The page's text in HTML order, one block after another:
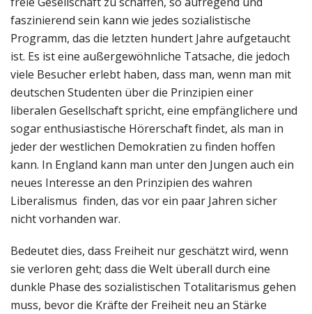
faszinierend sein kann wie jedes sozialistische
Programm, das die letzten hundert Jahre aufgetaucht
ist. Es ist eine außergewöhnliche Tatsache, die jedoch
viele Besucher erlebt haben, dass man, wenn man mit
deutschen Studenten über die Prinzipien einer
liberalen Gesellschaft spricht, eine empfänglichere und
sogar enthusiastische Hörerschaft findet, als man in
jeder der westlichen Demokratien zu finden hoffen
kann. In England kann man unter den Jungen auch ein
neues Interesse an den Prinzipien des wahren
Liberalismus finden, das vor ein paar Jahren sicher
nicht vorhanden war.
Bedeutet dies, dass Freiheit nur geschätzt wird, wenn
sie verloren geht; dass die Welt überall durch eine
dunkle Phase des sozialistischen Totalitarismus gehen
muss, bevor die Kräfte der Freiheit neu an Stärke